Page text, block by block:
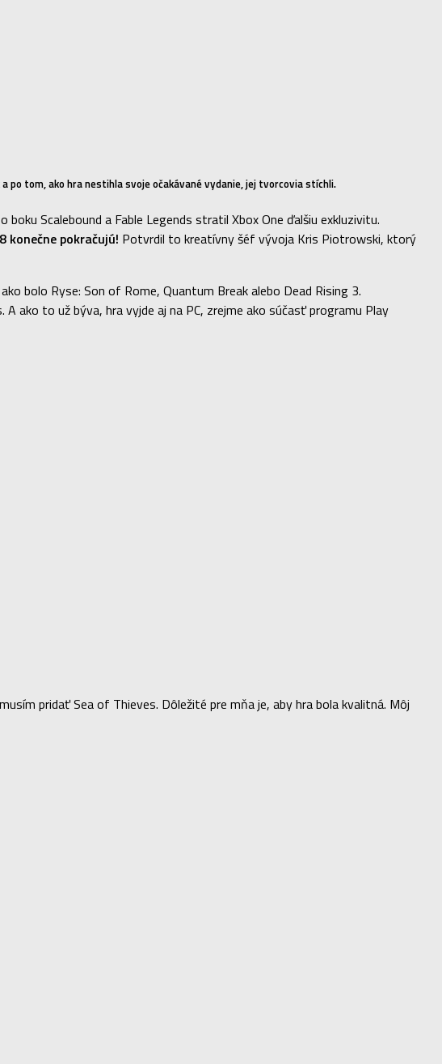
po tom, ako hra nestihla svoje očakávané vydanie, jej tvorcovia stíchli.
boku Scalebound a Fable Legends stratil Xbox One ďalšiu exkluzivitu.
konečne pokračujú! Potvrdil to kreatívny šéf vývoja Kris Piotrowski, ktorý
bolo Ryse: Son of Rome, Quantum Break alebo Dead Rising 3.
ako to už býva, hra vyjde aj na PC, zrejme ako súčasť programu Play
pridať Sea of Thieves. Dôležité pre mňa je, aby hra bola kvalitná. Môj